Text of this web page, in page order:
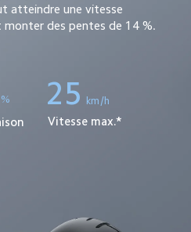
atteindre une vitesse
des pentes de 14 %.
% 25 km/h
Vitesse max.*